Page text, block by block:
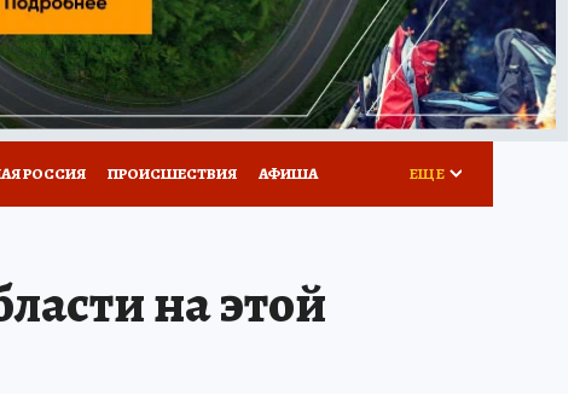
РОССИЯ ПРОИСШЕСТВИЯ АФИША ЕЩЕ
на этой